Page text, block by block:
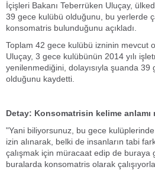
İçişleri Bakanı Teberrüken Uluçay,
39 gece kulübü olduğunu, bu yerlerde
konsomatris bulunduğunu açıkladı.
Toplam 42 gece kulübü izninin mevcut
Uluçay, 3 gece kulübünün 2014 yılı
yenilenmediğini, dolayısıyla şuanda
olduğunu kaydetti.
Detay: Konsomatrisin kelime anlamı
"Yani biliyorsunuz, bu gece
izin alınarak, belki de insanların tabi
çalışmak için müracaat edip de buraya
buralarda konsomatris olarak